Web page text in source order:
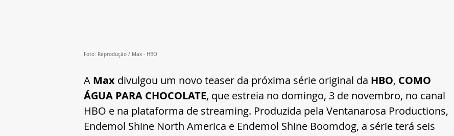
Foto: Reprodução / Max - HBO
A Max divulgou um novo teaser da próxima série original da HBO, COMO
ÁGUA PARA CHOCOLATE, que estreia no domingo, 3 de novembro, no canal
HBO e na plataforma de streaming. Produzida pela Ventanarosa Productions,
Endemol Shine North America e Endemol Shine Boomdog, a série terá seis